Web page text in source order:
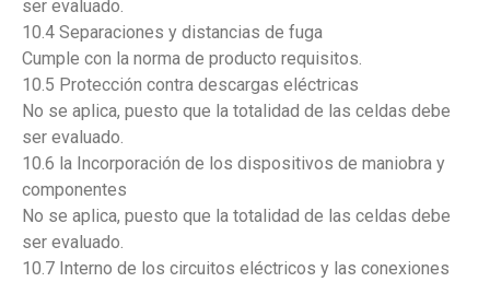
ser evaluado.
10.4 Separaciones y distancias de fuga
Cumple con la norma de producto requisitos.
10.5 Protección contra descargas eléctricas
No se aplica, puesto que la totalidad de las celdas debe
ser evaluado.
10.6 la Incorporación de los dispositivos de maniobra y
componentes
No se aplica, puesto que la totalidad de las celdas debe
ser evaluado.
10.7 Interno de los circuitos eléctricos y las conexiones